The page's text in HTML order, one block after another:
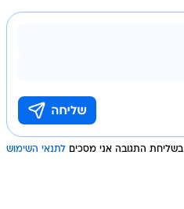
בשליחת התגובה אני מסכים לתנאי השימוש